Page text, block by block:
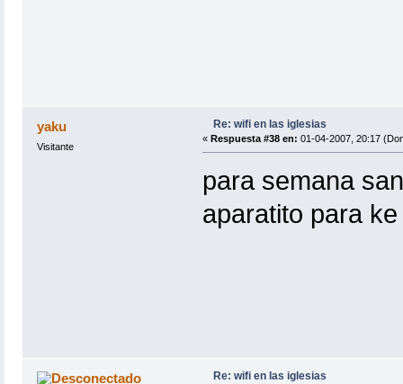
yaku
Visitante
Re: wifi en las iglesias
« Respuesta #38 en: 01-04-2007, 20:17
para semana
aparatito para
Re: wifi en las iglesias